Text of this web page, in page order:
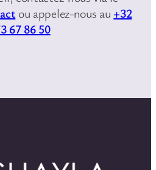
ou appelez-nous au+32
67 86 50